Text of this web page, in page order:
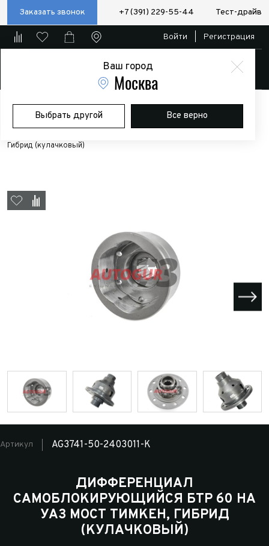
Заказать звонок +7 (391) 229-55-44 Тест-драйв
Ваш город
Москва
Выбрать другой Все верно
Войти Регистрация
Главная Магазин
Дополнительное оборудование
Пневматические/электро блокировки и компрессоры
Дифференциал самоблокирующийся БТР 60 на УАЗ мост Тимкен,
Гибрид (кулачковый)
Артикул AG3741-50-2403011-K
ДИФФЕРЕНЦИАЛ
САМОБЛОКИРУЮЩИЙСЯ БТР 60 НА
УАЗ МОСТ ТИМКЕН, ГИБРИД
(КУЛАЧКОВЫЙ)